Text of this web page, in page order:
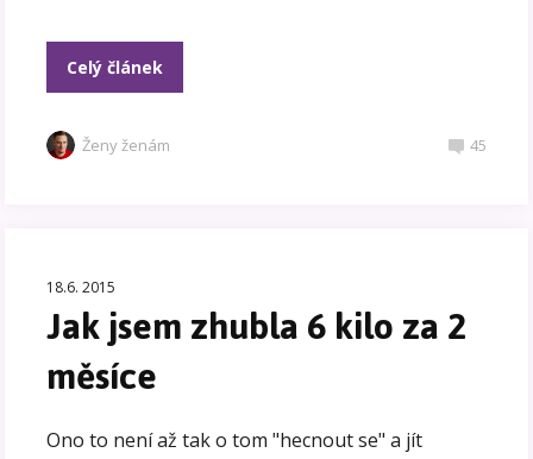
Celý článek
Ženy ženám 45
18.6. 2015
Jak jsem zhubla 6 kilo za 2
měsíce
Ono to není až tak o tom "hecnout se" a jít